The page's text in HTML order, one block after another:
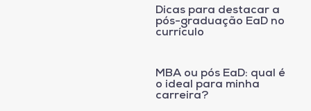
Dicas para destacar a
pós-graduação EaD no
currículo
MBA ou pós EaD: qual é
o ideal para minha
carreira?